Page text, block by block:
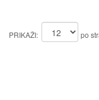
PRIKAŽI: po